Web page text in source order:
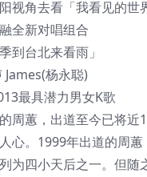
视角去看「我看见的世
全新对唱组合
到台北来看雨」
杨永聪)
最具潜力男女K歌
周蕙，出道至今已将
心。1999年出道的周
为四小天后之一。但